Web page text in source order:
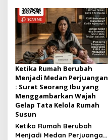
Digital Indonesia
Ketika Rumah Berubah
Menjadi Medan Perjuangan
: Surat Seorang Ibu yang
Menggambarkan Wajah
Gelap Tata Kelola Rumah
Susun
Ketika Rumah Berubah
Menjadi Medan Perjuangan